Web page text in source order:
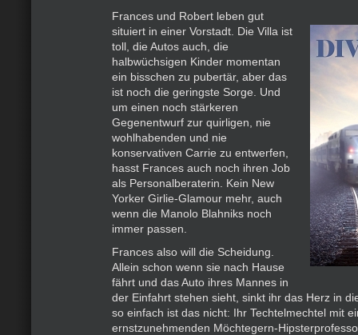
Frances und Robert leben gut
situiert in einer Vorstadt. Die Villa ist
toll, die Autos auch, die
halbwüchsigen Kinder momentan
ein bisschen zu pubertär, aber das
ist noch die geringste Sorge. Und
um einen noch stärkeren
Gegenentwurf zur quirligen, nie
wohlhabenden und nie
konservativen Carrie zu entwerfen,
hasst Frances auch noch ihren Job
als Personalberaterin. Kein New
Yorker Girlie-Glamour mehr, auch
wenn die Manolo Blahniks noch
immer passen.
Frances also will die Scheidung.
Allein schon wenn sie nach Hause
fährt und das Auto ihres Mannes in
der Einfahrt stehen sieht, sinkt ihr das Herz in
so einfach ist das nicht: Ihr Techtelmechtel mit
ernstzunehmenden Möchtegern-